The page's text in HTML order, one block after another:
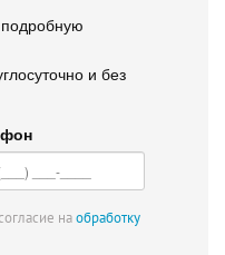
подробную
и без
наобработку